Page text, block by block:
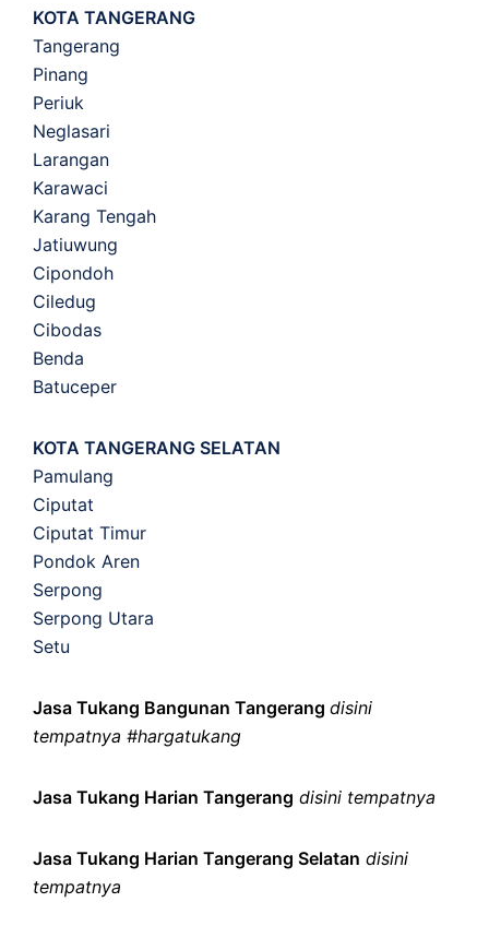
KOTA TANGERANG
Tangerang
Pinang
Periuk
Neglasari
Larangan
Karawaci
Karang Tengah
Jatiuwung
Cipondoh
Ciledug
Cibodas
Benda
Batuceper
KOTA TANGERANG SELATAN
Pamulang
Ciputat
Ciputat Timur
Pondok Aren
Serpong
Serpong Utara
Setu
Jasa Tukang Bangunan Tangerang disini
tempatnya #hargatukang
Jasa Tukang Harian Tangerang disini tempatnya
Jasa Tukang Harian Tangerang Selatan disini
tempatnya